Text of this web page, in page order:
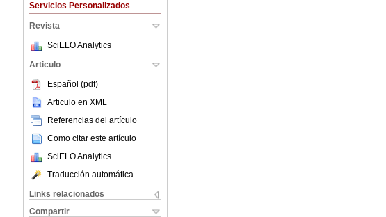
Servicios Personalizados
Revista
SciELO Analytics
Articulo
Español (pdf)
Articulo en XML
Referencias del artículo
Como citar este artículo
SciELO Analytics
Traducción automática
Links relacionados
Compartir